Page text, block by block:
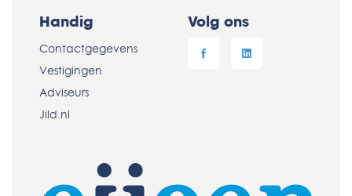
Handig
Contactgegevens
Vestigingen
Adviseurs
Jild.nl
Volg ons